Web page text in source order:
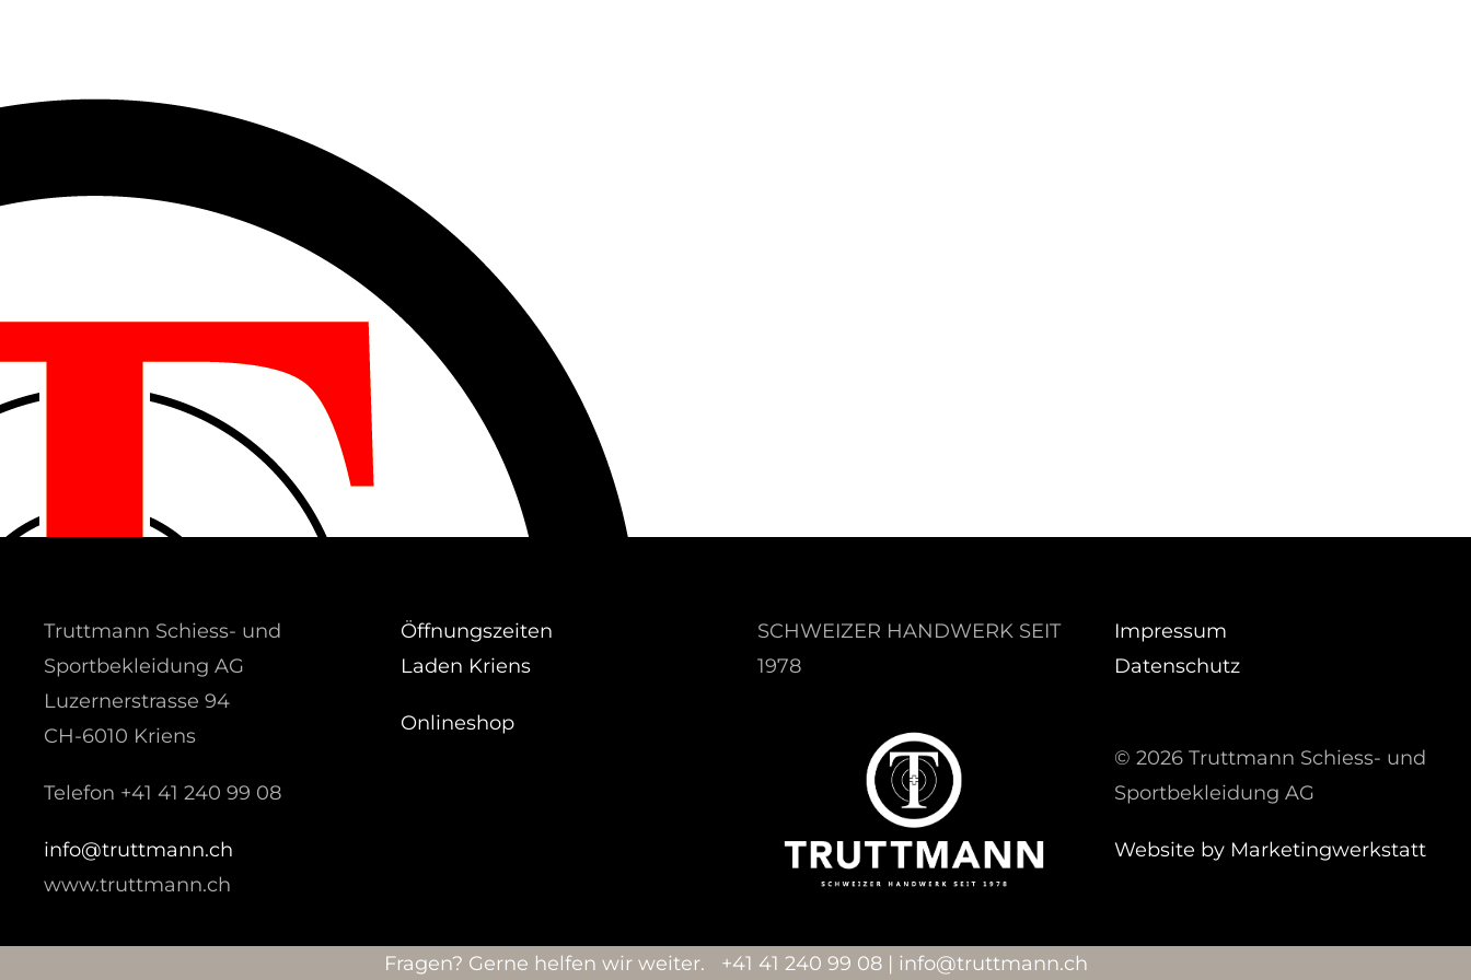
Fragen? Gerne helfen wir weiter. +41 41 240 99 08| hc.nnamtturt@ofni
Truttmann Schiess- und
Sportbekleidung AG
Luzernerstrasse 94
CH-6010 Kriens
Telefon +41 41 240 99 08
hc.nnamtturt@ofni
www.truttmann.ch
Öffnungszeiten
Laden Kriens
Onlineshop
SCHWEIZER HANDWERK SEIT
1978
Impressum
Datenschutz
© 2026 Truttmann Schiess- und
Sportbekleidung AG
Website by Marketingwerkstatt